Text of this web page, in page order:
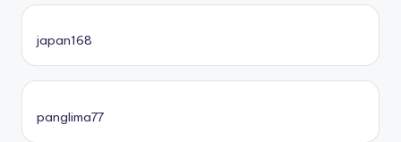
japan168
panglima77